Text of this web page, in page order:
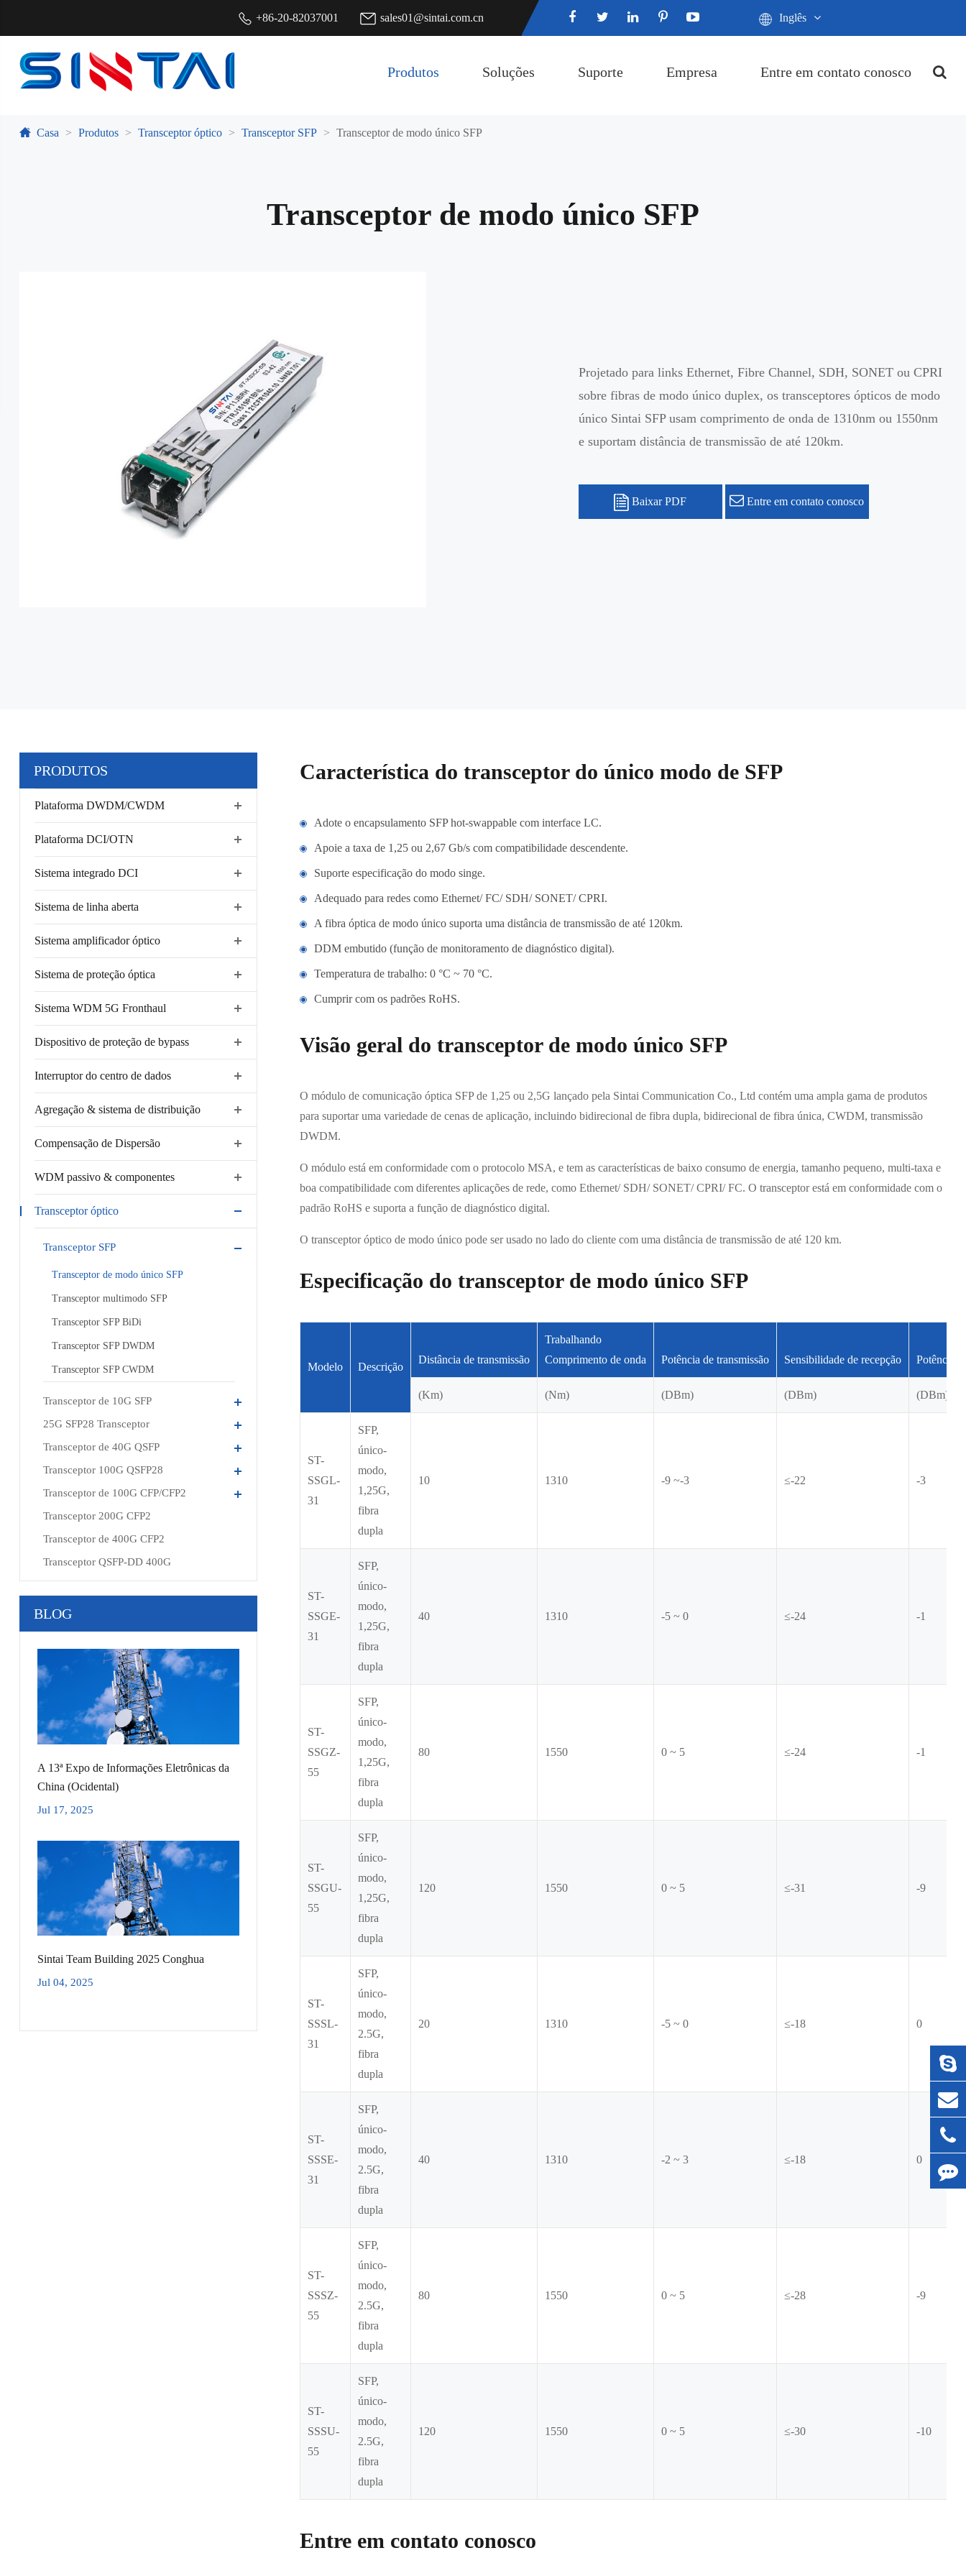
+86-20-82037001 sales01@sintai.com.cn Inglês
Produtos Soluções Suporte Empresa Entre em contato conosco
Casa Produtos Transceptor óptico Transceptor SFP Transceptor de modo único SFP
Transceptor de modo único SFP
Projetado para links Ethernet, Fibre Channel, SDH, SONET ou CPRI
sobre fibras de modo único duplex, os transceptores ópticos de modo
único Sintai SFP usam comprimento de onda de 1310nm ou 1550nm
e suportam distância de transmissão de até 120km.
Baixar PDF Entre em contato conosco
PRODUTOS
Plataforma DWDM/CWDM
Plataforma DCI/OTN
Sistema integrado DCI
Sistema de linha aberta
Sistema amplificador óptico
Sistema de proteção óptica
Sistema WDM 5G Fronthaul
Dispositivo de proteção de bypass
Interruptor do centro de dados
Agregação & sistema de distribuição
Compensação de Dispersão
WDM passivo & componentes
Transceptor óptico
Transceptor SFP
Transceptor de modo único SFP
Transceptor multimodo SFP
Transceptor SFP BiDi
Transceptor SFP DWDM
Transceptor SFP CWDM
Transceptor de 10G SFP
25G SFP28 Transceptor
Transceptor de 40G QSFP
Transceptor 100G QSFP28
Transceptor de 100G CFP/CFP2
Transceptor 200G CFP2
Transceptor de 400G CFP2
Transceptor QSFP-DD 400G
BLOG
A 13ª Expo de Informações Eletrônicas da
China (Ocidental)
Jul 17, 2025
Sintai Team Building 2025 Conghua
Jul 04, 2025
Característica do transceptor do único modo de SFP
Adote o encapsulamento SFP hot-swappable com interface LC.
Apoie a taxa de 1,25 ou 2,67 Gb/s com compatibilidade descendente.
Suporte especificação do modo singe.
Adequado para redes como Ethernet/ FC/ SDH/ SONET/ CPRI.
A fibra óptica de modo único suporta uma distância de transmissão de até 120km.
DDM embutido (função de monitoramento de diagnóstico digital).
Temperatura de trabalho: 0 °C ~ 70 °C.
Cumprir com os padrões RoHS.
Visão geral do transceptor de modo único SFP
O módulo de comunicação óptica SFP de 1,25 ou 2,5G lançado pela Sintai Communication Co., Ltd contém uma ampla gama de produtos
para suportar uma variedade de cenas de aplicação, incluindo bidirecional de fibra dupla, bidirecional de fibra única, CWDM, transmissão
DWDM.
O módulo está em conformidade com o protocolo MSA, e tem as características de baixo consumo de energia, tamanho pequeno, multi-taxa e
boa compatibilidade com diferentes aplicações de rede, como Ethernet/ SDH/ SONET/ CPRI/ FC. O transceptor está em conformidade com o
padrão RoHS e suporta a função de diagnóstico digital.
O transceptor óptico de modo único pode ser usado no lado do cliente com uma distância de transmissão de até 120 km.
Especificação do transceptor de modo único SFP
Modelo Descrição
Distância de transmissão
Trabalhando
Comprimento de onda
Potência de transmissão Sensibilidade de recepção Potência
(Km) (Nm) (DBm) (DBm) (DBm)
ST-
SSGL-
31
SFP,
único-
modo,
1,25G,
fibra
dupla
10 1310 -9 ~-3 ≤-22 -3
ST-
SSGE-
31
SFP,
único-
modo,
1,25G,
fibra
dupla
40 1310 -5 ~ 0 ≤-24 -1
ST-
SSGZ-
55
SFP,
único-
modo,
1,25G,
fibra
dupla
80 1550 0 ~ 5 ≤-24 -1
ST-
SSGU-
55
SFP,
único-
modo,
1,25G,
fibra
dupla
120 1550 0 ~ 5 ≤-31 -9
ST-
SSSL-
31
SFP,
único-
modo,
2.5G,
fibra
dupla
20 1310 -5 ~ 0 ≤-18 0
ST-
SSSE-
31
SFP,
único-
modo,
2.5G,
fibra
dupla
40 1310 -2 ~ 3 ≤-18 0
ST-
SSSZ-
55
SFP,
único-
modo,
2.5G,
fibra
dupla
80 1550 0 ~ 5 ≤-28 -9
ST-
SSSU-
55
SFP,
único-
modo,
2.5G,
fibra
dupla
120 1550 0 ~ 5 ≤-30 -10
Entre em contato conosco